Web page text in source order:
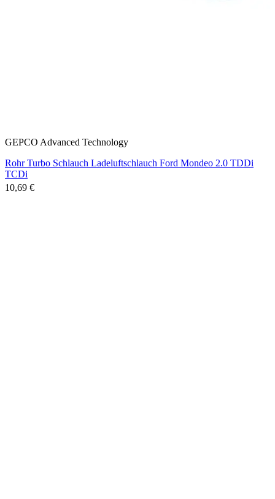
GEPCO Advanced Technology
Rohr Turbo Schlauch Ladeluftschlauch Ford Mondeo 2.0 TDDi
TCDi
10,69 €